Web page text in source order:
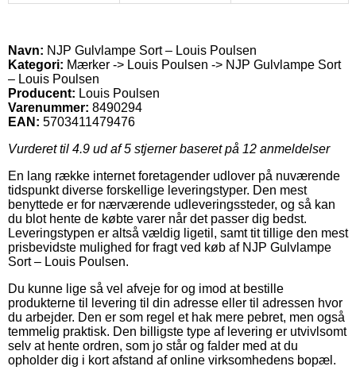
Navn: NJP Gulvlampe Sort – Louis Poulsen
Kategori: Mærker -> Louis Poulsen -> NJP Gulvlampe Sort
– Louis Poulsen
Producent: Louis Poulsen
Varenummer: 8490294
EAN: 5703411479476
Vurderet til 4.9 ud af 5 stjerner baseret på 12 anmeldelser
En lang række internet foretagender udlover på nuværende
tidspunkt diverse forskellige leveringstyper. Den mest
benyttede er for nærværende udleveringssteder, og så kan
du blot hente de købte varer når det passer dig bedst.
Leveringstypen er altså vældig ligetil, samt tit tillige den mest
prisbevidste mulighed for fragt ved køb af NJP Gulvlampe
Sort – Louis Poulsen.
Du kunne lige så vel afveje for og imod at bestille
produkterne til levering til din adresse eller til adressen hvor
du arbejder. Den er som regel et hak mere pebret, men også
temmelig praktisk. Den billigste type af levering er utvivlsomt
selv at hente ordren, som jo står og falder med at du
opholder dig i kort afstand af online virksomhedens bopæl.